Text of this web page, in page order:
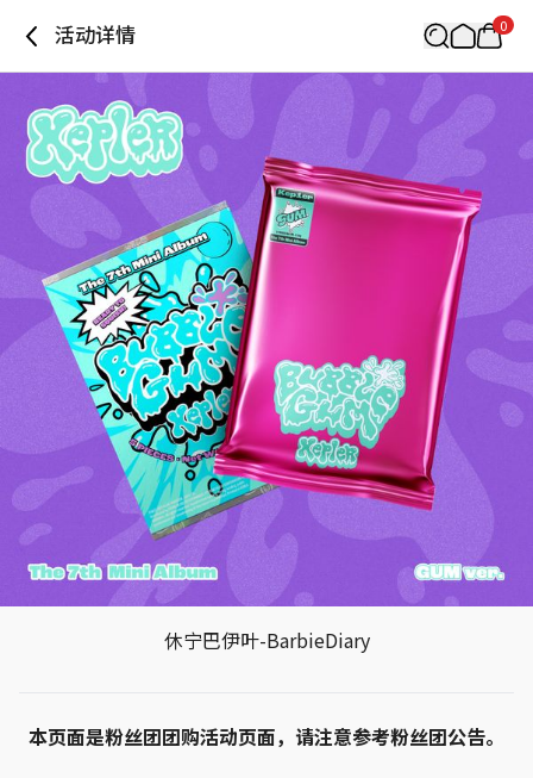
活动详情 0
休宁巴伊叶-BarbieDiary
本页面是粉丝团团购活动页面，请注意参考粉丝团公告。